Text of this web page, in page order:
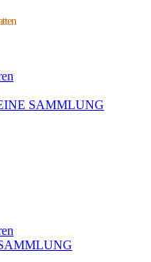
SAMMLUNG